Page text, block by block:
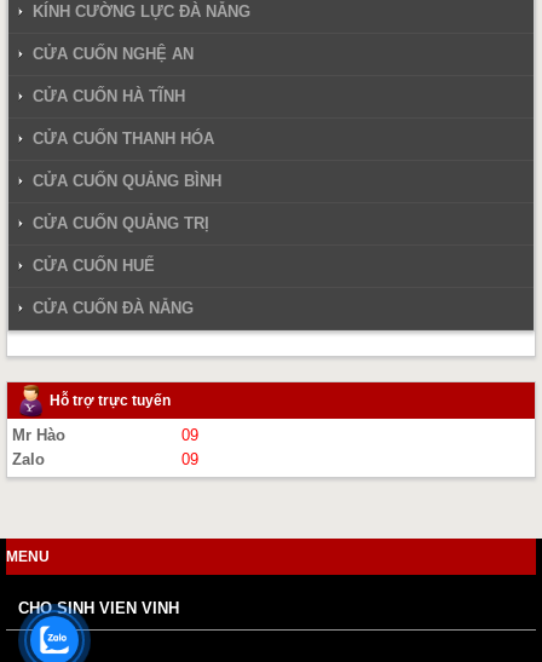
KÍNH CƯỜNG LỰC ĐÀ NẴNG
CỬA CUỐN NGHỆ AN
CỬA CUỐN HÀ TĨNH
CỬA CUỐN THANH HÓA
CỬA CUỐN QUẢNG BÌNH
CỬA CUỐN QUẢNG TRỊ
CỬA CUỐN HUẾ
CỬA CUỐN ĐÀ NẴNG
Hỗ trợ trực tuyến
Mr Hào
09
Zalo
09
MENU
CHO SINH VIEN VINH